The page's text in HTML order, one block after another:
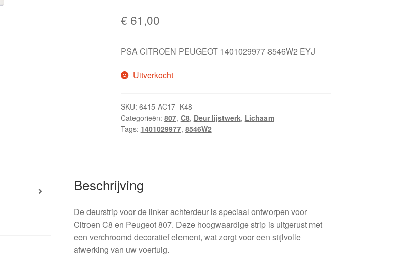
€ 61,00
PSA CITROEN PEUGEOT 1401029977 8546W2 EYJ
Uitverkocht
SKU: 6415-AC17_K48
Categorieën: 807, C8, Deur lijstwerk, Lichaam
Tags: 1401029977, 8546W2
Beschrijving
De deurstrip voor de linker achterdeur is speciaal ontworpen voor
Citroen C8 en Peugeot 807. Deze hoogwaardige strip is uitgerust met
een verchroomd decoratief element, wat zorgt voor een stijlvolle
afwerking van uw voertuig.